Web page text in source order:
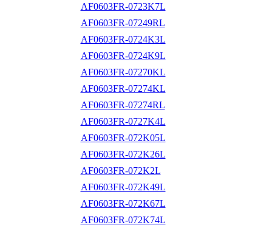
AF0603FR-0723K7L
AF0603FR-07249RL
AF0603FR-0724K3L
AF0603FR-0724K9L
AF0603FR-07270KL
AF0603FR-07274KL
AF0603FR-07274RL
AF0603FR-0727K4L
AF0603FR-072K05L
AF0603FR-072K26L
AF0603FR-072K2L
AF0603FR-072K49L
AF0603FR-072K67L
AF0603FR-072K74L